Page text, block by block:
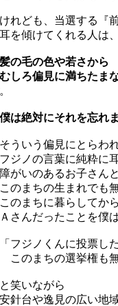
れども、当選する『
を傾けてくれる人は
髪の毛の色や若さから
しろ偏見に満ちたま
僕は絶対にそれを忘れま
ういう偏見にとらわ
ジノの言葉に純粋に
がいのあるお子さん
のまちの生まれでも
のまちに暮らしてか
さんだったことを僕
フジノくんに投票し
のまちの選挙権も無
笑いながら
針台や逸見の広い地